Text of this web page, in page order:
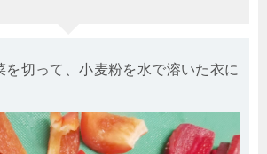
を切って、小麦粉を水で溶いた衣に